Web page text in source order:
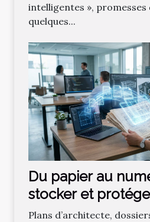
intelligentes », promesses
quelques...
Du papier au
stocker et
de conception
Plans d’architecte,